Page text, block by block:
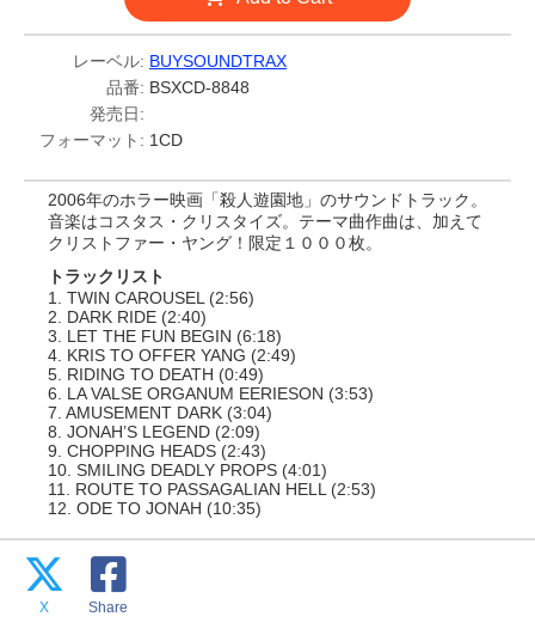
レーベル: BUYSOUNDTRAX
品番: BSXCD-8848
発売日:
フォーマット: 1CD
2006年のホラー映画「殺人遊園地」のサウンドトラック。
音楽はコスタス・クリスタイズ。テーマ曲作曲は、加えて
クリストファー・ヤング！限定１０００枚。
トラックリスト
1. TWIN CAROUSEL (2:56)
2. DARK RIDE (2:40)
3. LET THE FUN BEGIN (6:18)
4. KRIS TO OFFER YANG (2:49)
5. RIDING TO DEATH (0:49)
6. LA VALSE ORGANUM EERIESON (3:53)
7. AMUSEMENT DARK (3:04)
8. JONAH’S LEGEND (2:09)
9. CHOPPING HEADS (2:43)
10. SMILING DEADLY PROPS (4:01)
11. ROUTE TO PASSAGALIAN HELL (2:53)
12. ODE TO JONAH (10:35)
X Share